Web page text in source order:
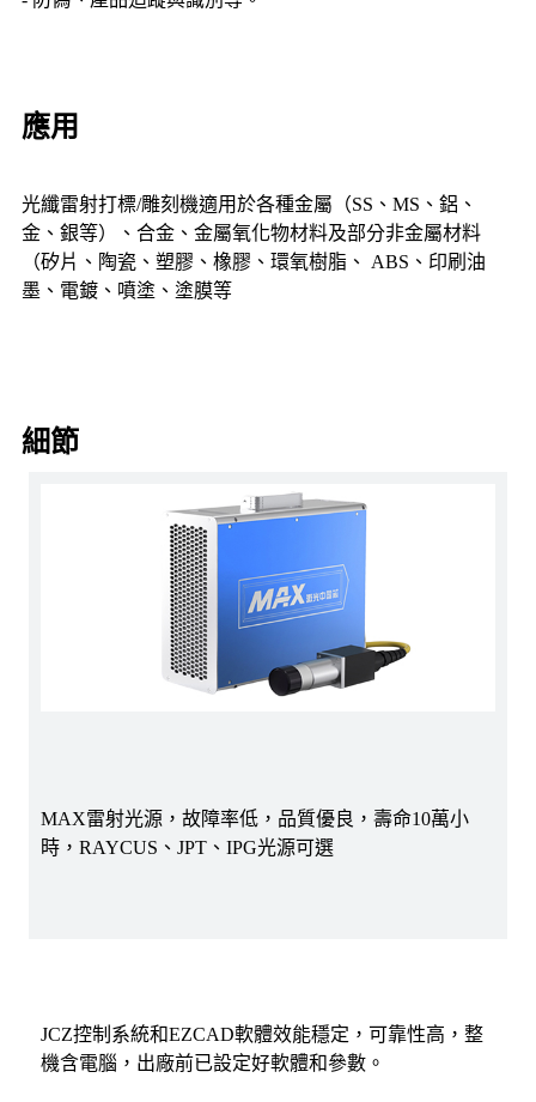
應用
光纖雷射打標/雕刻機適用於各種金屬（SS、MS、鋁、
金、銀等）、合金、金屬氧化物材料及部分非金屬材料
（矽片、陶瓷、塑膠、橡膠、環氧樹脂、 ABS、印刷油
墨、電鍍、噴塗、塗膜等
細節
MAX雷射光源，故障率低，品質優良，壽命10萬小
時，RAYCUS、JPT、IPG光源可選
JCZ控制系統和EZCAD軟體效能穩定，可靠性高，整
機含電腦，出廠前已設定好軟體和參數。